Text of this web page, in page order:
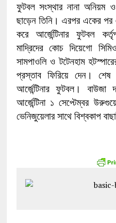
ফুটবল সংস্থার নানা অনিয়ম
ছাড়েন তিনি। এরপর একের
করে আর্জেন্টিনার ফুটবল
মাদ্রিদের কোচ দিয়েগো
সামপাওলি ও টটেনহাম
প্রস্তাব ফিরিয়ে দেন।
আর্জেন্টিনার ফুটবল। বাউজা
আর্জেন্টিনা ১ সেপ্টেম্বর
ভেনিজুয়েলার সাথে বিশ্বকাপ